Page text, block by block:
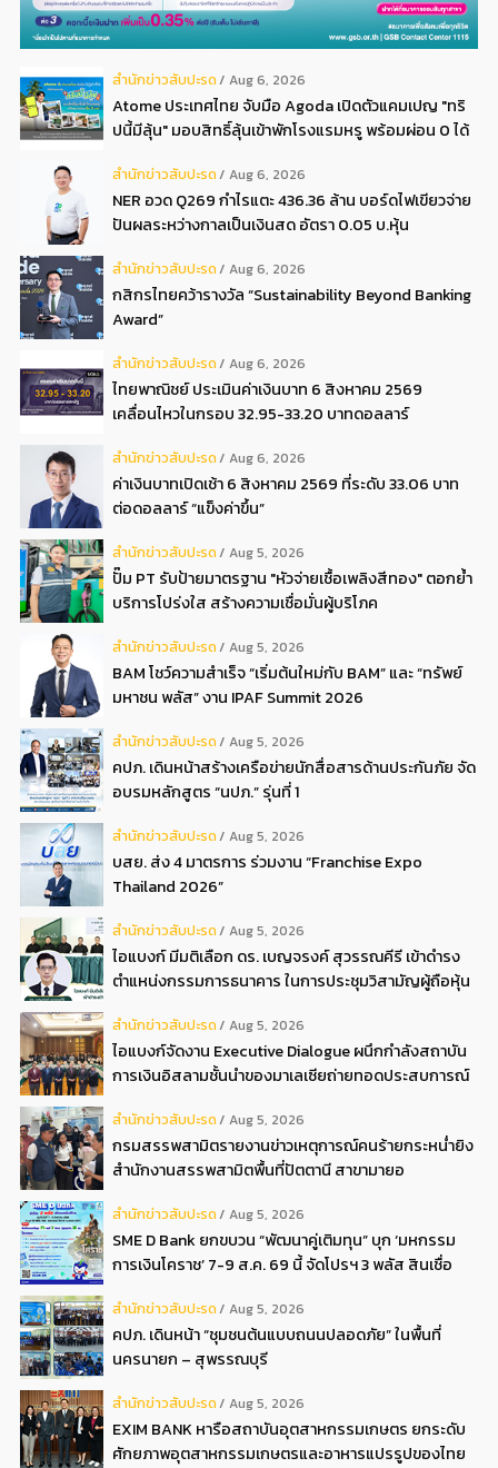
สํานักข่าวสับปะรด Aug 6, 2026
Atome ประเทศไทย จับมือ Agoda เปิดตัวแคมเปญ "ทริ
ปนี้มีลุ้น" มอบสิทธิ์ลุ้นเข้าพักโรงแรมหรู พร้อมผ่อน 0 ได้
สํานักข่าวสับปะรด Aug 6, 2026
NER อวด Q269 กำไรแตะ 436.36 ล้าน บอร์ดไฟเขียวจ่าย
ปันผลระหว่างกาลเป็นเงินสด อัตรา 0.05 บ.หุ้น
สํานักข่าวสับปะรด Aug 6, 2026
กสิกรไทยคว้ารางวัล “Sustainability Beyond Banking
Award”
สํานักข่าวสับปะรด Aug 6, 2026
ไทยพาณิชย์ ประเมินค่าเงินบาท 6 สิงหาคม 2569
เคลื่อนไหวในกรอบ 32.95-33.20 บาทดอลลาร์
สํานักข่าวสับปะรด Aug 6, 2026
ค่าเงินบาทเปิดเช้า 6 สิงหาคม 2569 ที่ระดับ 33.06 บาท
ต่อดอลลาร์ “แข็งค่าขึ้น”
สํานักข่าวสับปะรด Aug 5, 2026
ปั๊ม PT รับป้ายมาตรฐาน "หัวจ่ายเชื้อเพลิงสีทอง" ตอกย้ำ
บริการโปร่งใส สร้างความเชื่อมั่นผู้บริโภค
สํานักข่าวสับปะรด Aug 5, 2026
BAM โชว์ความสำเร็จ “เริ่มต้นใหม่กับ BAM” และ “ทรัพย์
มหาชน พลัส” งาน IPAF Summit 2026
สํานักข่าวสับปะรด Aug 5, 2026
คปภ. เดินหน้าสร้างเครือข่ายนักสื่อสารด้านประกันภัย จัด
อบรมหลักสูตร “นปภ.” รุ่นที่ 1
สํานักข่าวสับปะรด Aug 5, 2026
บสย. ส่ง 4 มาตรการ ร่วมงาน “Franchise Expo
Thailand 2026”
สํานักข่าวสับปะรด Aug 5, 2026
ไอแบงก์ มีมติเลือก ดร. เบญจรงค์ สุวรรณคีรี เข้าดำรง
ตำแหน่งกรรมการธนาคาร ในการประชุมวิสามัญผู้ถือหุ้น
สํานักข่าวสับปะรด Aug 5, 2026
ไอแบงก์จัดงาน Executive Dialogue ผนึกกำลังสถาบัน
การเงินอิสลามชั้นนำของมาเลเซียถ่ายทอดประสบการณ์
อิสลามแห่งอนาคต
สํานักข่าวสับปะรด Aug 5, 2026
กรมสรรพสามิตรายงานข่าวเหตุการณ์คนร้ายกระหน่ำยิง
สำนักงานสรรพสามิตพื้นที่ปัตตานี สาขามายอ
สํานักข่าวสับปะรด Aug 5, 2026
SME D Bank ยกขบวน “พัฒนาคู่เติมทุน” บุก ‘มหกรรม
การเงินโคราช’ 7-9 ส.ค. 69 นี้ จัดโปรฯ 3 พลัส สินเชื่อ
สํานักข่าวสับปะรด Aug 5, 2026
คปภ. เดินหน้า “ชุมชนต้นแบบถนนปลอดภัย” ในพื้นที่
นครนายก – สุพรรณบุรี
สํานักข่าวสับปะรด Aug 5, 2026
EXIM BANK หารือสถาบันอุตสาหกรรมเกษตร ยกระดับ
ศักยภาพอุตสาหกรรมเกษตรและอาหารแปรรูปของไทย